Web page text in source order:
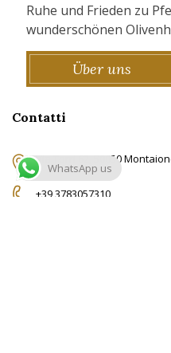
Ruhe und Frieden zu
wunderschönen
Über uns
Contatti
Via Torri 62, 50050
+39 3783057310
WhatsApp us